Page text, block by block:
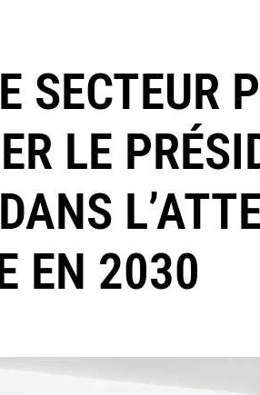
SECTEUR
LE
EN 2030